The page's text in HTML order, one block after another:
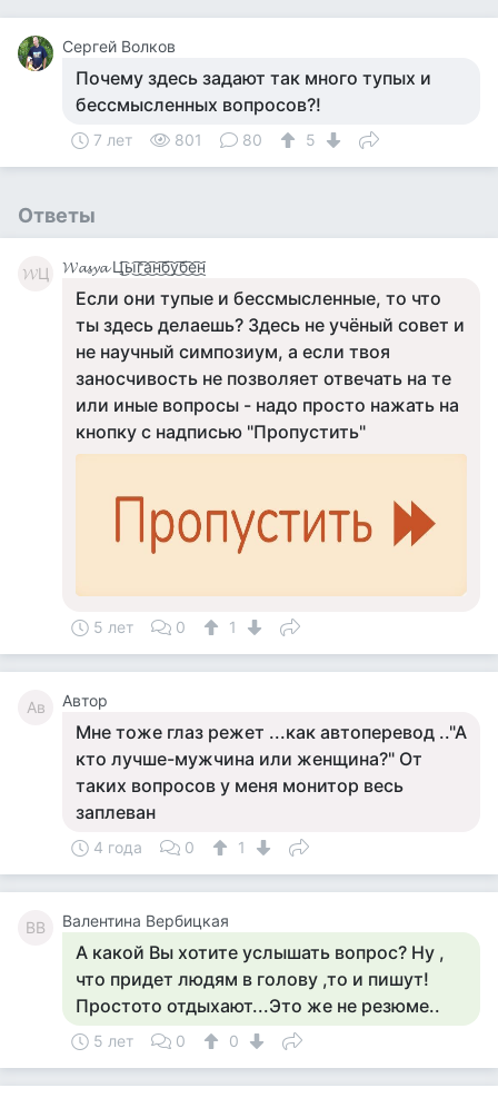
Сергей Волков
Почему здесь задают так много тупых и
бессмысленных вопросов?!
7 лет 801 80 5
Ответы
𝓦Ц 𝓦𝓪𝓼𝔂𝓪 Ц͜͡ы͜͡г͜͡а͜͡н͜͡б͜͡у͜͡б͜͡е͜͡н͜͡
Если они тупые и бессмысленные, то что
ты здесь делаешь? Здесь не учёный совет и
не научный симпозиум, а если твоя
заносчивость не позволяет отвечать на те
или иные вопросы - надо просто нажать на
кнопку с надписью "Пропустить"
5 лет 0 1
Ав Автор
Мне тоже глаз режет ...как автоперевод .."А
кто лучше-мужчина или женщина?" От
таких вопросов у меня монитор весь
заплеван
4 года 0 1
ВВ Валентина Вербицкая
А какой Вы хотите услышать вопрос? Ну ,
что придет людям в голову ,то и пишут!
Простото отдыхают...Это же не резюме..
5 лет 0 0